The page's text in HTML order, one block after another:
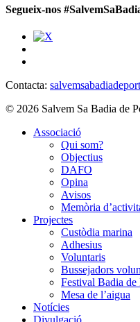
Segueix-nos
Contacta:
© 2026 Salvem Sa Badia de
Close
Associació
Qui som?
Objectius
DAFO
Opina
Avisos
Memòria
Projectes
Custòdia marina
Adhesius
Voluntaris
Bussejadors
Festival Badia de
Mesa de l’aigua
Notícies